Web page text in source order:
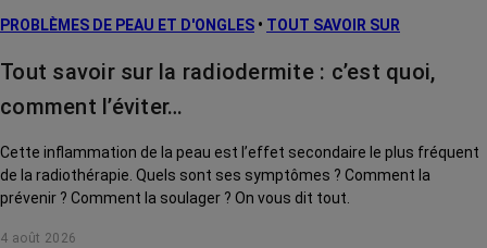
PROBLÈMES DE PEAU ET D'ONGLES • TOUT SAVOIR SUR
Tout savoir sur la radiodermite : c’est quoi,
comment l’éviter…
Cette inflammation de la peau est l’effet secondaire le plus fréquent
de la radiothérapie. Quels sont ses symptômes ? Comment la
prévenir ? Comment la soulager ? On vous dit tout.
4 août 2026